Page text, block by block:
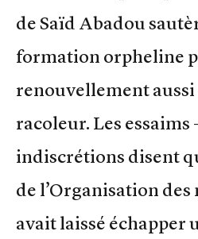
de Saïd Abadou
formation orpheline
renouvellement
racoleur. Les essaims
indiscrétions disent
de l’Organisation
avait laissé échapper